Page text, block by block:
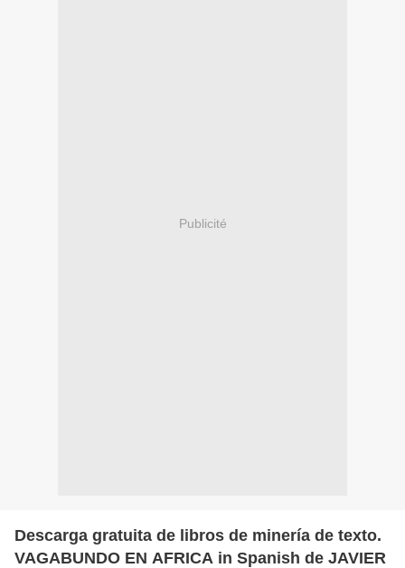
Publicité
Descarga gratuita de libros de minería de texto.
VAGABUNDO EN AFRICA in Spanish de JAVIER